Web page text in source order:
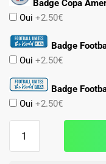
Badge Copa
Oui +2.50€
Badge
Oui +2.50€
Badge
Oui +2.50€